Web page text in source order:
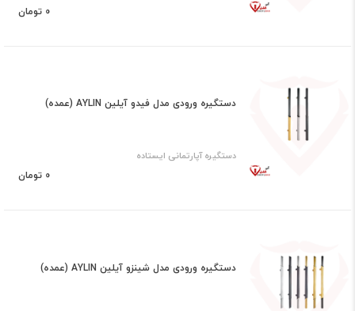
0 تومان
دستگیره ورودی مدل فیدو آیلین AYLIN (عمده)
دستگیره آپارتمانی ایستاده
0 تومان
دستگیره ورودی مدل شینزو آیلین AYLIN (عمده)